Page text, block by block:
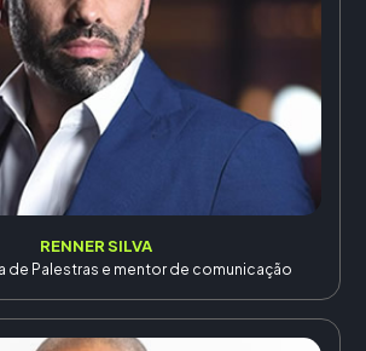
RENNER SILVA
de Palestras e mentor de comunicação